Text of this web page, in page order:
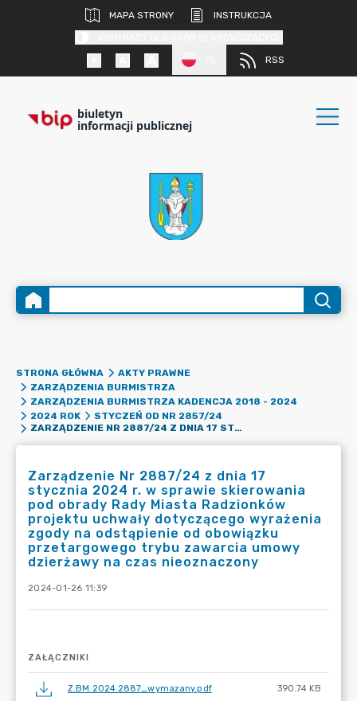
MAPA STRONY
INSTRUKCJA
RSS
biuletyn
informacji publicznej
STRONA GŁÓWNA
AKTY PRAWNE
ZARZĄDZENIA BURMISTRZA
ZARZĄDZENIA BURMISTRZA KADENCJA 2018 - 2024
2024 ROK
STYCZEŃ OD NR 2857/24
ZARZĄDZENIE NR 2887/24 Z DNIA 17 STYCZNIA 2024 R. W SPRAWIE SKIEROWANIA POD OBRADY RADY MIASTA RADZIONKÓW PROJEKTU UCHWAŁY DOTYCZĄCEGO WYRAŻENIA ZGODY NA ODSTĄPIENIE OD OBOWIĄZKU PRZETARGOWEGO TRYBU ZAWARCIA UMOWY DZIERŻAWY NA CZAS NIEOZNACZONY
Zarządzenie Nr 2887/24 z dnia 17
stycznia 2024 r. w sprawie skierowania
pod obrady Rady Miasta Radzionków
projektu uchwały dotyczącego wyrażenia
zgody na odstąpienie od obowiązku
przetargowego trybu zawarcia umowy
dzierżawy na czas nieoznaczony
2024-01-26 11:39
ZAŁĄCZNIKI
Z.BM.2024.2887_wymazany.pdf 390.74 KB